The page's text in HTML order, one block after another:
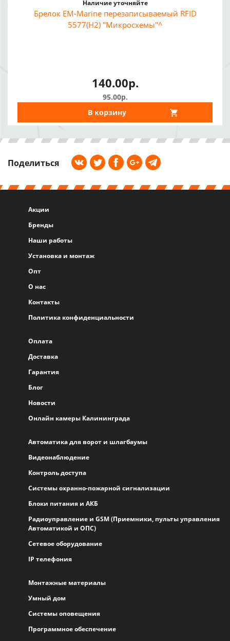
Наличие уточняйте
Брелок EM-Marine перезаписываемый RFID
5577(H2) "Микросхемы"^
140.00р.
95.00р.
В корзину
Поделиться
Акции
Бренды
Наши работы
Установка и монтаж
Опт
О нас
Контакты
Политика конфиденциальности
Оплата
Доставка
Гарантия
Блог
Новости
Онлайн камеры Калининграда
Автоматика для ворот и шлагбаумы
Видеонаблюдение
Контроль доступа
Системы охранно-пожарной сигнализации
Блоки питания и АКБ
Радиоуправление и GSM (Приемники, пульты управления
Автоматикой и ОПС)
Сетевое оборудование
IP телефония
Монтажные материалы
Умный дом
Системы оповещения
Программное обеспечение